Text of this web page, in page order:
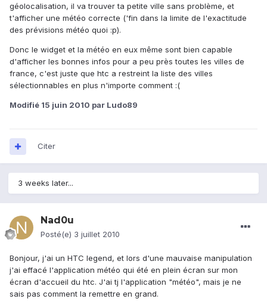
géolocalisation, il va trouver ta petite ville sans problème, et
t'afficher une météo correcte ('fin dans la limite de l'exactitude
des prévisions météo quoi :p).
Donc le widget et la météo en eux même sont bien capable
d'afficher les bonnes infos pour a peu près toutes les villes de
france, c'est juste que htc a restreint la liste des villes
sélectionnables en plus n'importe comment :(
Modifié 15 juin 2010 par Ludo89
Citer
3 weeks later...
Nad0u
Posté(e) 3 juillet 2010
Bonjour, j'ai un HTC legend, et lors d'une mauvaise manipulation
j'ai effacé l'application météo qui été en plein écran sur mon
écran d'accueil du htc. J'ai tj l'application "météo", mais je ne
sais pas comment la remettre en grand.